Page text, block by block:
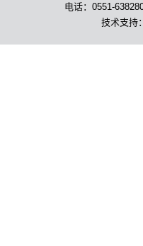
电话：0551-
技术支持